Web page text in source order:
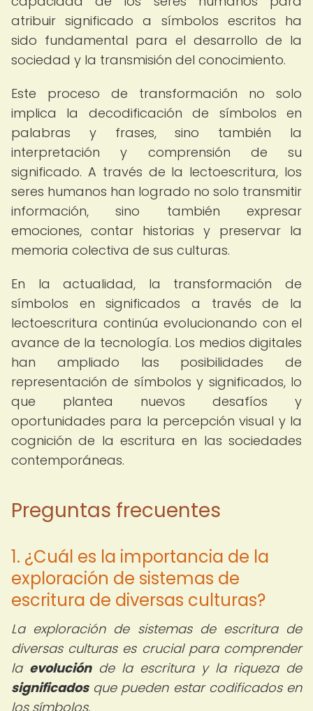
atribuir significado a símbolos escritos ha
sido fundamental para el desarrollo de la
sociedad y la transmisión del conocimiento.
Este proceso de transformación no solo
implica la decodificación de símbolos en
palabras y frases, sino también la
interpretación y comprensión de su
significado. A través de la lectoescritura, los
seres humanos han logrado no solo transmitir
información, sino también expresar
emociones, contar historias y preservar la
memoria colectiva de sus culturas.
En la actualidad, la transformación de
símbolos en significados a través de la
lectoescritura continúa evolucionando con el
avance de la tecnología. Los medios digitales
han ampliado las posibilidades de
representación de símbolos y significados, lo
que plantea nuevos desafíos y
oportunidades para la percepción visual y la
cognición de la escritura en las sociedades
contemporáneas.
Preguntas frecuentes
1. ¿Cuál es la importancia de la
exploración de sistemas de
escritura de diversas culturas?
La exploración de sistemas de escritura de
diversas culturas es crucial para comprender
la evoluciónde la escritura y la riqueza de
significadosque pueden estar codificados en
los símbolos.